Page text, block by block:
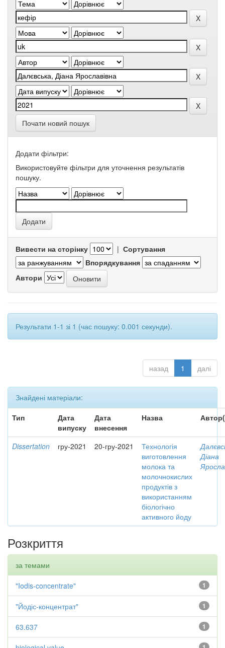
Почати новий пошук
Додати фільтри:
Використовуйте фільтри для уточнення результатів
пошуку.
Вивести на сторінку | Сортування
Впорядкування
Автори
Результати 1-1 зі 1 (час пошуку: 0.001 секунди).
назад 1 далі
Знайдені матеріали:
Тип
Дата
випуску
Дата
внесення
Назва
Dissertation гру-2021 20-гру-2021
Технологія
виготовлення
молока та
молочнокислих
продуктів з
використанням
біологічно
активного йоду
Діана
Розкриття
за темами
1
"Iodis-concentrate"
1
"Йодіс-концентрат"
1
63.637